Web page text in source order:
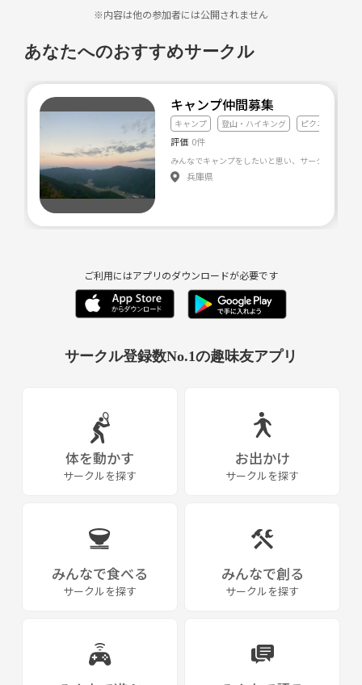
プロガイド主催となりますので、登山未経験の方や初心者の方でも安心
して参加でき、登山未経験から上級者の方でも安全に無理なくスキルア
の高さにも定評があります。更に順調に上達して行けば上級山行に参加
できる様になるチャンスもあります。山行予定の中には初心者日帰りか
ら初級、中級、小屋泊、テント泊、上級、超上級山行など沢山計画され
ていますので初心者から上級者まで楽しめる山行イベント・ツアー内容
となっています。
この度は、昨今問題になっております安易に山に入る方が多く、初心者
の1人登山やガイドトレーニングを受けてない主催者や素人ガイドによ
題になっている事に対し、多くのガイド経験とガイド資格を有したプロ
ガイドである当方が貢献できる事はないかと、安全安心を確保しつつ、
多くの方々に山の素晴らしさを御体験頂き、楽しみを供給、共有出来る
主催者が負担するという採算度返しでの実経費の数分の一程度での会山
行を開催して折ります。
※内容は他の参加者には公開されません
あなたへのおすすめサークル
キャンプ仲間募集
キャンプ 登山・ハイキング ピクニック
評価 0件
みんなでキャンプをしたいと思い、サークルを作
兵庫県
ご利用にはアプリのダウンロードが必要です
サークル登録数No.1の趣味友アプリ
体を動かす
サークルを探す
お出かけ
サークルを探す
みんなで食べる
サークルを探す
みんなで創る
サークルを探す